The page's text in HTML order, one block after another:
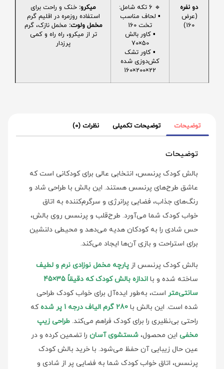
دو نفره
(عرض
160)
🔹 6 تکه شامل:
▪️ لحاف مناسب
تخت 160
▪️ کاور بالش
50×70
▪️ کاور تشک
کش‌دوزی شده
22×200×160
میکرو: خنک و راحت برای
استفاده روزمره در اقلیم گرم
مخمل ولوت: مخمل نازک، گرم
تر از میکرو، راه راه و کمی
پرزدار
توضیحات توضیحات تکمیلی نظرات (0)
توضیحات
بالش کودک پرنسس، انتخابی عالی برای کودکانی است که
عاشق طرح‌های پرنسس هستند. این بالش با طراحی شاد و
رنگ‌های جذاب، فضایی پرانرژی و سرگرم‌کننده به اتاق
خواب کودک شما می‌آورد. طرح‌قلب و پرنسس روی بالش،
حس شادی را به کودکان هدیه می‌دهد و محیطی دلنشین
برای استراحت و بازی آن‌ها ایجاد می‌کند.
بالش کودک پرنسس از پارچه مخمل نوزادی نرم و لطیف
ساخته شده و با
اندازه بالش کودک که دقیقاً 35×45
سانتی‌متر است، به‌طور ایده‌آل برای خواب کودک طراحی
شده است. این بالش با
که
راحتی بی‌نظیری را برای کودک فراهم می‌کند. طراحی زیپ
مخفی این محصول، شستشوی آسان را تضمین کرده و در
عین حال زیبایی آن حفظ می‌شود. با خرید بالش کودک
پرنسس، اتاق خواب کودک شما به فضایی پر از شادی و